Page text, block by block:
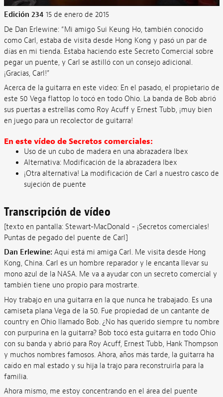
Edición 234 15 de enero de 2015
De Dan Erlewine: “Mi amigo Sui Keung Ho, también conocido
como Carl, estaba de visita desde Hong Kong y pasó un par de
días en mi tienda. Estaba haciendo este Secreto Comercial sobre
pegar un puente, y Carl se astilló con un consejo adicional.
¡Gracias, Carl!”
Acerca de la guitarra en este video: En el pasado, el propietario de
este 50 Vega flattop lo tocó en todo Ohio. La banda de Bob abrió
sus puertas a estrellas como Roy Acuff y Ernest Tubb, ¡muy bien
en juego para un recolector de guitarra!
En este vídeo de Secretos comerciales:
Uso de un cubo de madera en una abrazadera Ibex
Alternativa: Modificación de la abrazadera Ibex
¡Otra alternativa! La modificación de Carl a nuestro casco de
sujeción de puente
Transcripción de vídeo
[texto en pantalla: Stewart-MacDonald - ¡Secretos comerciales!
Puntas de pegado del puente de Carl]
Dan Erlewine: Aquí está mi amiga Carl. Me visita desde Hong
Kong, China. Carl es un hombre reparador y le encanta llevar su
mono azul de la NASA. Me va a ayudar con un secreto comercial y
también tiene uno propio para mostrarte.
Hoy trabajo en una guitarra en la que nunca he trabajado. Es una
camiseta plana Vega de la 50. Fue propiedad de un cantante de
country en Ohio llamado Bob. ¿No has querido siempre tu nombre
con purpurina en la guitarra? Bob tocó esta guitarra en todo Ohio
con su banda y abrió para Roy Acuff, Ernest Tubb, Hank Thompson
y muchos nombres famosos. Ahora, años más tarde, la guitarra ha
caído en mal estado y su hija la trajo para reconstruirla para la
familia.
Ahora mismo, me estoy concentrando en el área del puente